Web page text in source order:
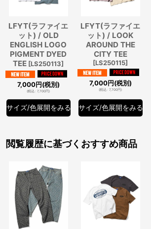
LFYT(ラファイエ
ット) / OLD
ENGLISH LOGO
PIGMENT DYED
TEE [LS250113]
7,000円(税別)
(税込 7,700円)
サイズ/色展開をみる
LFYT(ラファイエ
ット) / LOOK
AROUND THE
CITY TEE
[LS250115]
7,000円(税別)
(税込 7,700円)
サイズ/色展開をみる
閲覧履歴に基づくおすすめ商品